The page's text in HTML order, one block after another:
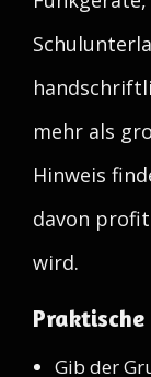
mehr als
Hinweis
davon
wird.
Praktische
Gib der